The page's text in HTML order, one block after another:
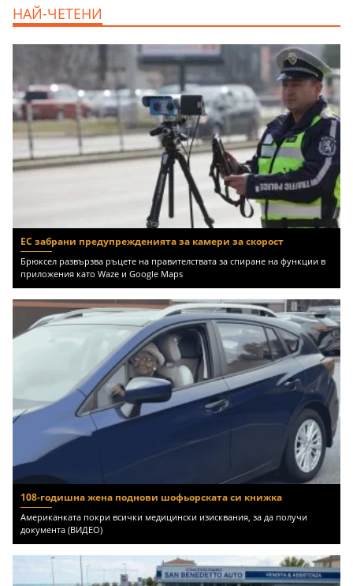
НАЙ-ЧЕТЕНИ
ЕС забрани предупрежденията за камери за скорост
Брюксел развързва ръцете на правителствата за спиране на функции в
приложения като Waze и Google Maps
108-годишна жена поднови шофьорската си книжка
Американката покри всички медицински изисквания, за да получи
документа (ВИДЕО)